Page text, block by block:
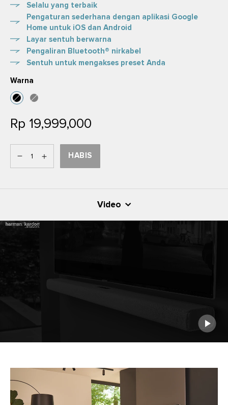
Selalu yang terbaik
Pengaturan sederhana dengan aplikasi Google
Home untuk iOS dan Android
Layar sentuh berwarna
Pengaliran Bluetooth® nirkabel
Sentuh untuk mengakses preset Anda
Warna
Rp 19,999,000
HABIS
Video